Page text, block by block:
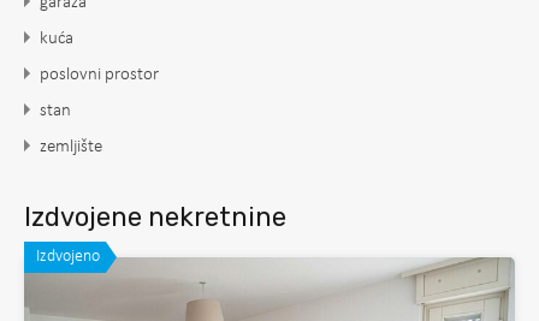
kuća
poslovni prostor
stan
zemljište
Izdvojene nekretnine
Izdvojeno